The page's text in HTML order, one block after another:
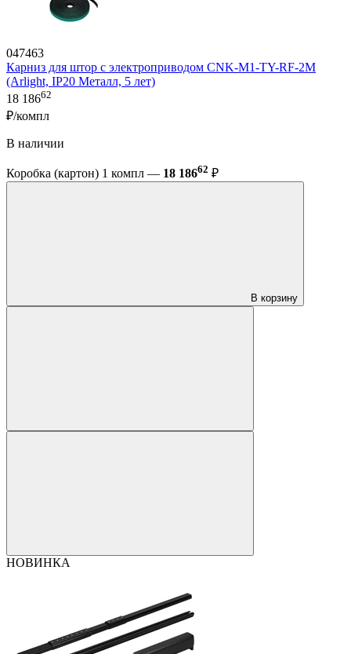
047463
Карниз для штор с электроприводом CNK-M1-TY-RF-2M
(Arlight, IP20 Металл, 5 лет)
18 18662
₽/компл
В наличии
Коробка (картон) 1 компл — 18 18662 ₽
В корзину
НОВИНКА